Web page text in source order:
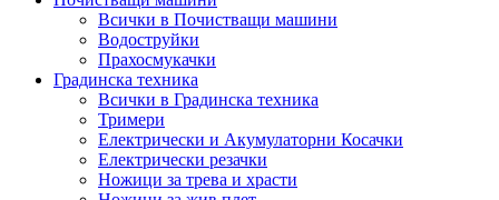
Всички в Почистващи машини
Водоструйки
Прахосмукачки
Градинска техника
Всички в Градинска техника
Тримери
Електрически и Акумулаторни Косачки
Електрически резачки
Ножици за трева и храсти